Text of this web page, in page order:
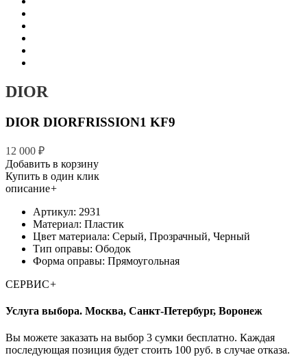
DIOR
DIOR DIORFRISSION1 KF9
12 000 ₽
Добавить в корзину
Купить в один клик
описание+
Артикул: 2931
Материал: Пластик
Цвет материала: Серый, Прозрачный, Черный
Тип оправы: Ободок
Форма оправы: Прямоугольная
СЕРВИС+
Услуга выбора. Москва, Санкт-Петербург, Воронеж
Вы можете заказать на выбор 3 сумки бесплатно. Каждая
последующая позиция будет стоить 100 руб. в случае отказа.